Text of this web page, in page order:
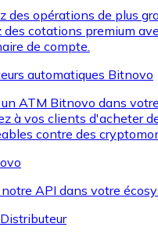
des opérations de plus
des cotations premium
de compte.
automatiques Bitnovo
ATM Bitnovo dans
à vos clients d'acheter
contre des
API dans votre